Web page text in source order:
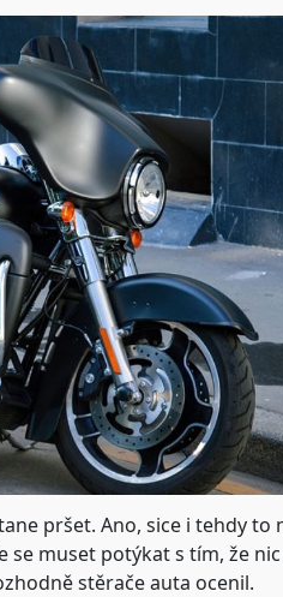
pršet. Ano, sice i tehdy to
se muset potýkat s tím, že
stěrače auta ocenil.